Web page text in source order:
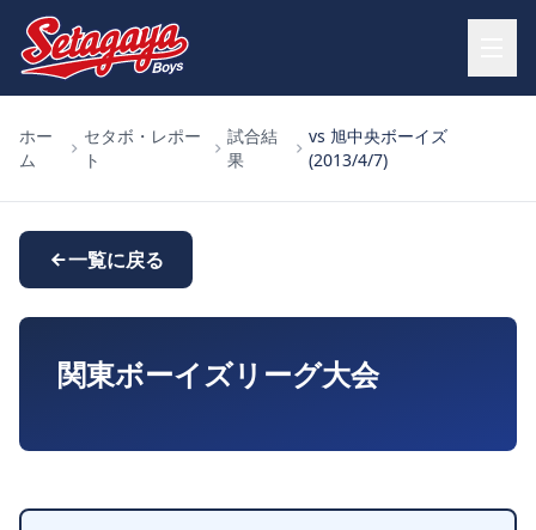
ホー
ム
セタボ・レポー
ト
試合結
果
vs 旭中央ボーイズ
(2013/4/7)
一覧に戻る
関東ボーイズリーグ大会